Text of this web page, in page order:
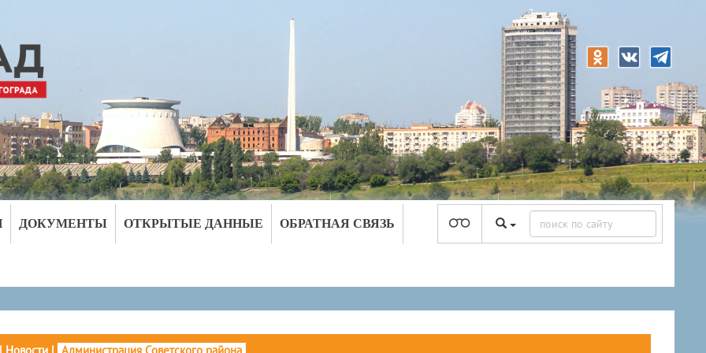
ДОКУМЕНТЫ ОТКРЫТЫЕ ДАННЫЕ ОБРАТНАЯ СВЯЗЬ